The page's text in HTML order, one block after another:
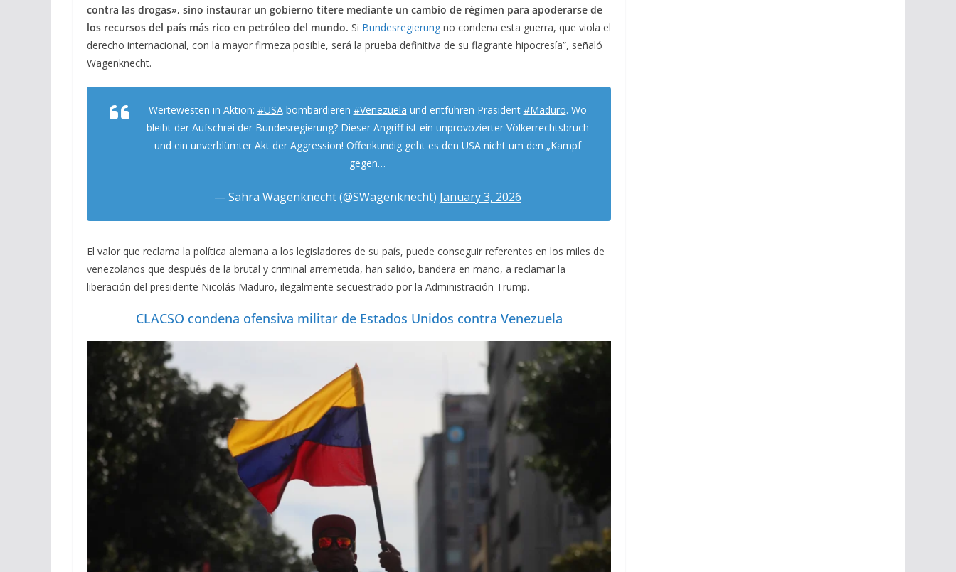
contra las drogas», sino instaurar un gobierno títere mediante un cambio de régimen para apoderarse de
los recursos del país más rico en petróleo del mundo. Si Bundesregierung no condena esta guerra, que viola el
derecho internacional, con la mayor firmeza posible, será la prueba definitiva de su flagrante hipocresía”, señaló
Wagenknecht.
Wertewesten in Aktion: #USAbombardieren #Venezuela und entführen Präsident #Maduro. Wo
bleibt der Aufschrei der Bundesregierung? Dieser Angriff ist ein unprovozierter Völkerrechtsbruch
und ein unverblümter Akt der Aggression! Offenkundig geht es den USA nicht um den „Kampf
gegen…
— Sahra Wagenknecht (@SWagenknecht) January 3, 2026
El valor que reclama la política alemana a los legisladores de su país, puede conseguir referentes en los miles de
venezolanos que después de la brutal y criminal arremetida, han salido, bandera en mano, a reclamar la
liberación del presidente Nicolás Maduro, ilegalmente secuestrado por la Administración Trump.
CLACSO condena ofensiva militar de Estados Unidos contra Venezuela